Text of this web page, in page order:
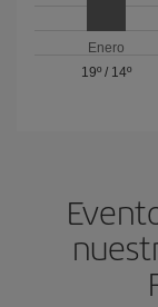
Enero
19º/ 14º